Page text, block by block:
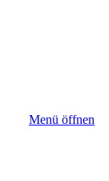
Menü öffnen